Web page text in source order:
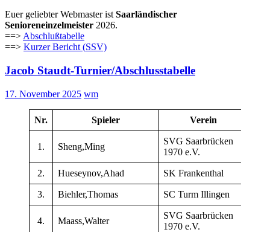
Euer geliebter Webmaster istSaarländischer
Senioreneinzelmeister 2026.
==>Abschlußtabelle
==> Kurzer Bericht (SSV)
Jacob Staudt-Turnier/Abschlusstabelle
17. November 2025 wm
Nr. Spieler Verein
1. Sheng,Ming
SVG Saarbrücken
1970 e.V.
2. Hueseynov,Ahad SK Frankenthal
3. Biehler,Thomas SC Turm Illingen
4. Maass,Walter
SVG Saarbrücken
1970 e.V.